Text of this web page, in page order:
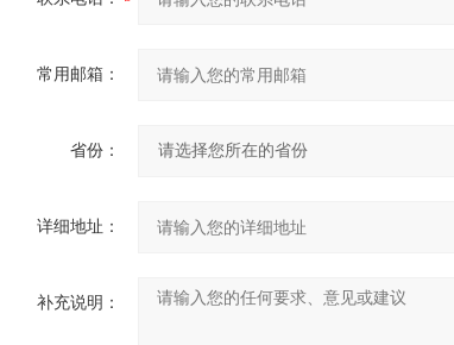
常用邮箱：
省份：
详细地址：
补充说明：